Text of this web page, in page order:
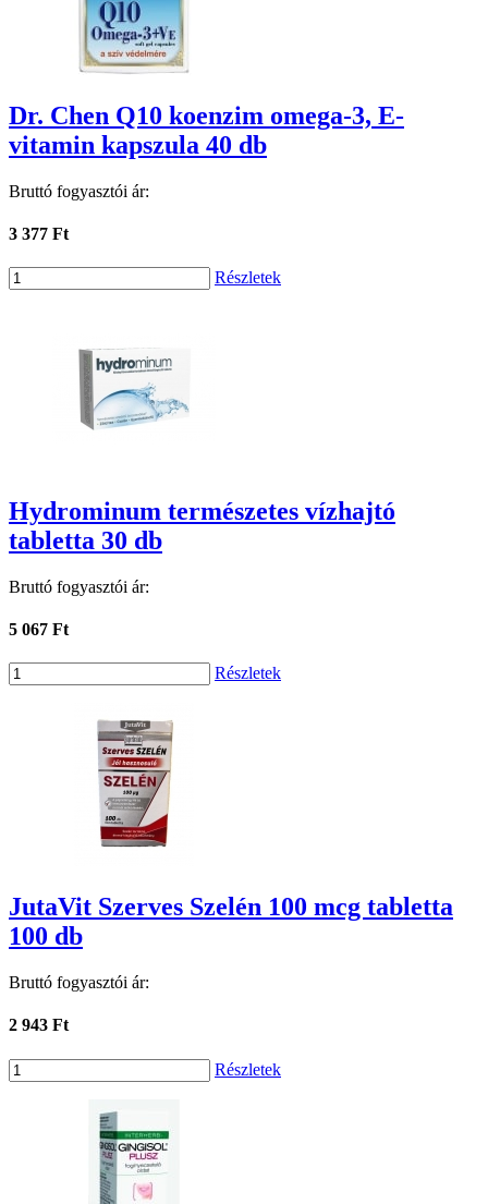
Dr. Chen Q10 koenzim omega-3, E-
vitamin kapszula 40 db
Bruttó fogyasztói ár:
3 377 Ft
Részletek
Hydrominum természetes vízhajtó
tabletta 30 db
Bruttó fogyasztói ár:
5 067 Ft
Részletek
JutaVit Szerves Szelén 100 mcg tabletta
100 db
Bruttó fogyasztói ár:
2 943 Ft
Részletek